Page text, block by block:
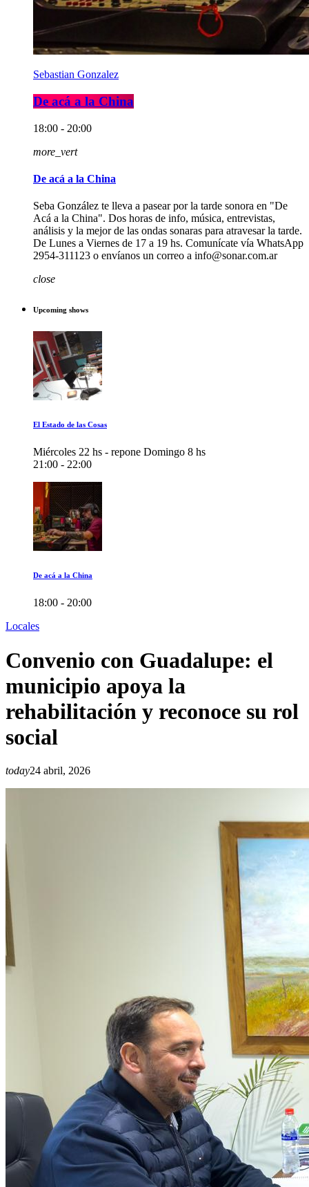
Sebastian Gonzalez
De acá a la China
18:00 - 20:00
more_vert
De acá a la China
Seba González te lleva a pasear por la tarde sonora en "De
Acá a la China". Dos horas de info, música, entrevistas,
análisis y la mejor de las ondas sonaras para atravesar la tarde.
De Lunes a Viernes de 17 a 19 hs. Comunícate vía WhatsApp
2954-311123 o envíanos un correo a info@sonar.com.ar
close
Upcoming shows
El Estado de las Cosas
Miércoles 22 hs - repone Domingo 8 hs
21:00 - 22:00
De acá a la China
18:00 - 20:00
Locales
Convenio con Guadalupe: el
municipio apoya la
rehabilitación y reconoce su rol
social
today24 abril, 2026